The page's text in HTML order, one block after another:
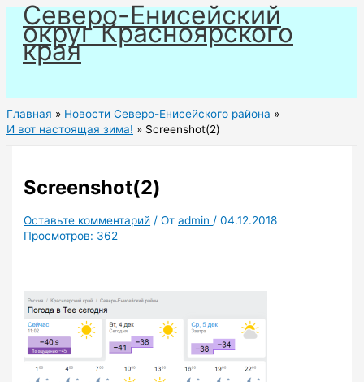
Перейти
содержимому
Северо-Енисейский
округ Красноярского
края
Главная
Новости Северо-Енисейского района
И вот настоящая зима!
Screenshot(2)
Screenshot(2)
Оставьте комментарий / Отadmin /04.12.2018
Просмотров: 362